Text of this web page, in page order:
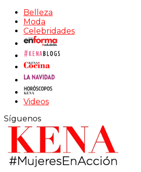
Belleza
Moda
Celebridades
Videos
Síguenos